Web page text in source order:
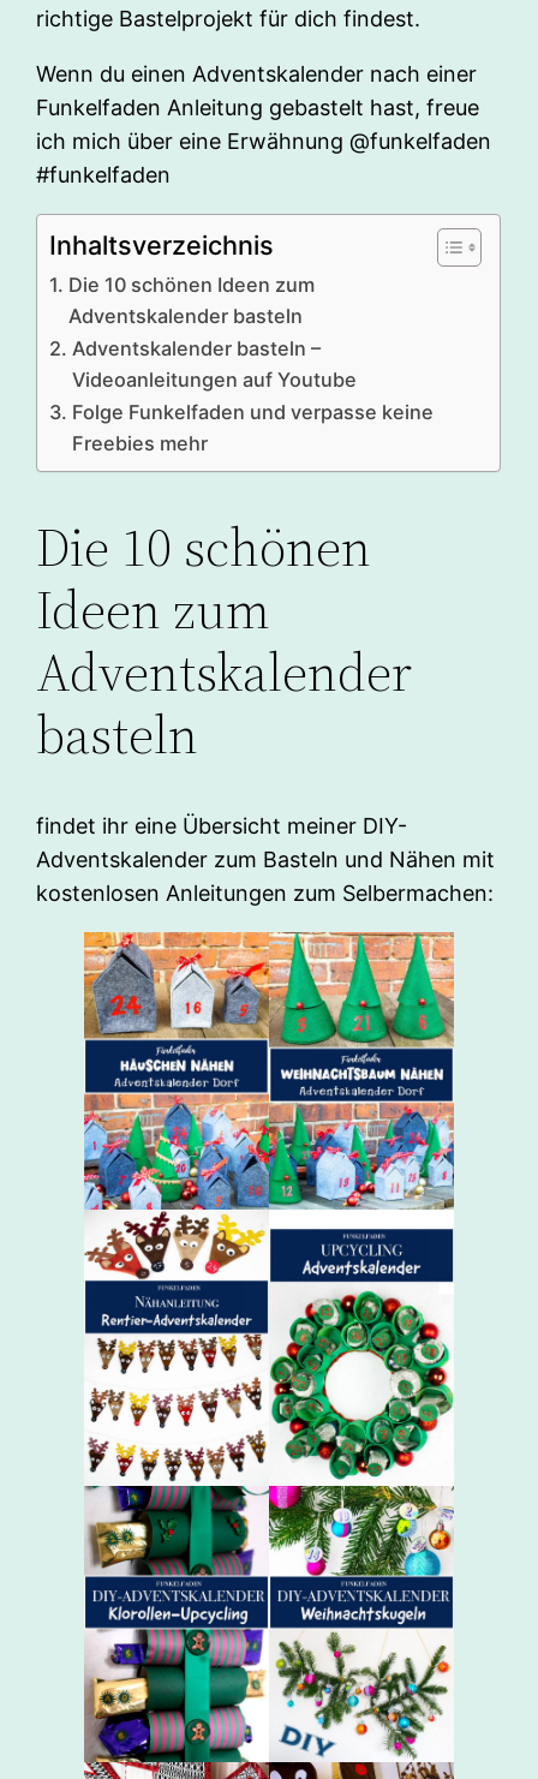
richtige Bastelprojekt für dich findest.
Wenn du einen Adventskalender nach einer
Funkelfaden Anleitung gebastelt hast, freue
ich mich über eine Erwähnung @funkelfaden
#funkelfaden
Inhaltsverzeichnis
Die 10 schönen Ideen zum
Adventskalender basteln
Adventskalender basteln –
Videoanleitungen auf Youtube
Folge Funkelfaden und verpasse keine
Freebies mehr
Die 10 schönen
Ideen zum
Adventskalender
basteln
findet ihr eine Übersicht meiner DIY-
Adventskalender zum Basteln und Nähen mit
kostenlosen Anleitungen zum Selbermachen: